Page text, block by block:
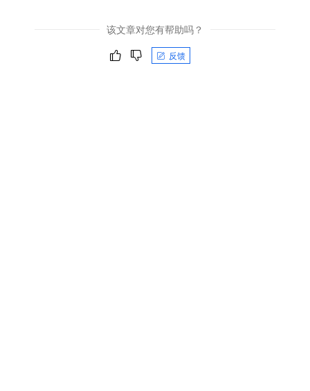
该文章对您有帮助吗？
反馈